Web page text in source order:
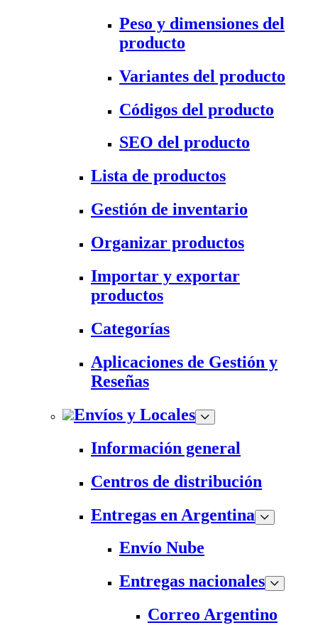
Peso y dimensiones del
producto
Variantes del producto
Códigos del producto
SEO del producto
Lista de productos
Gestión de inventario
Organizar productos
Importar y exportar
productos
Categorías
Aplicaciones de Gestión y
Reseñas
Envíos y Locales
Información general
Centros de distribución
Entregas en Argentina
Envío Nube
Entregas nacionales
Correo Argentino